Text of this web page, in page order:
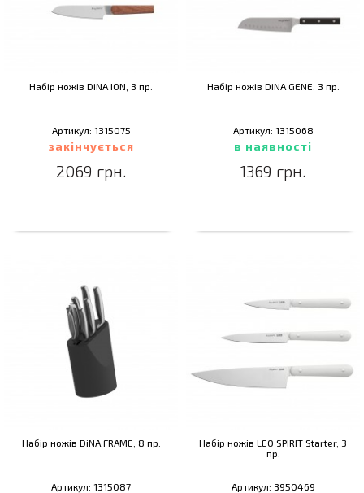
Набір ножів DiNA ION, 3 пр.
Артикул: 1315075
закінчується
2069 грн.
Набір ножів DiNA GENE, 3 пр.
Артикул: 1315068
в наявності
1369 грн.
Набір ножів DiNA FRAME, 8 пр.
Артикул: 1315087
Набір ножів LEO SPIRIT Starter, 3
пр.
Артикул: 3950469